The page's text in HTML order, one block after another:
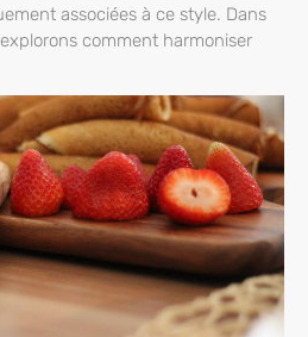
associées à ce style. Dans
comment harmoniser